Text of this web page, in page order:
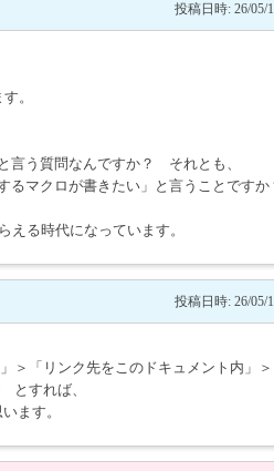
投稿日時: 26/05/
。
言う質問なんですか？ それとも、
るマクロが書きたい」と言うことですか
る時代になっています。
投稿日時: 26/05/
＞「リンク先をこのドキュメント内」＞
とすれば、
ます。